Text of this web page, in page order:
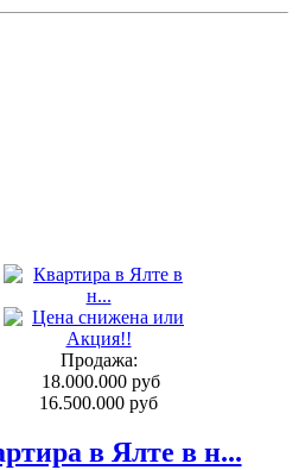
Продажа:
18.000.000 руб
16.500.000 руб
в Ялте в н...